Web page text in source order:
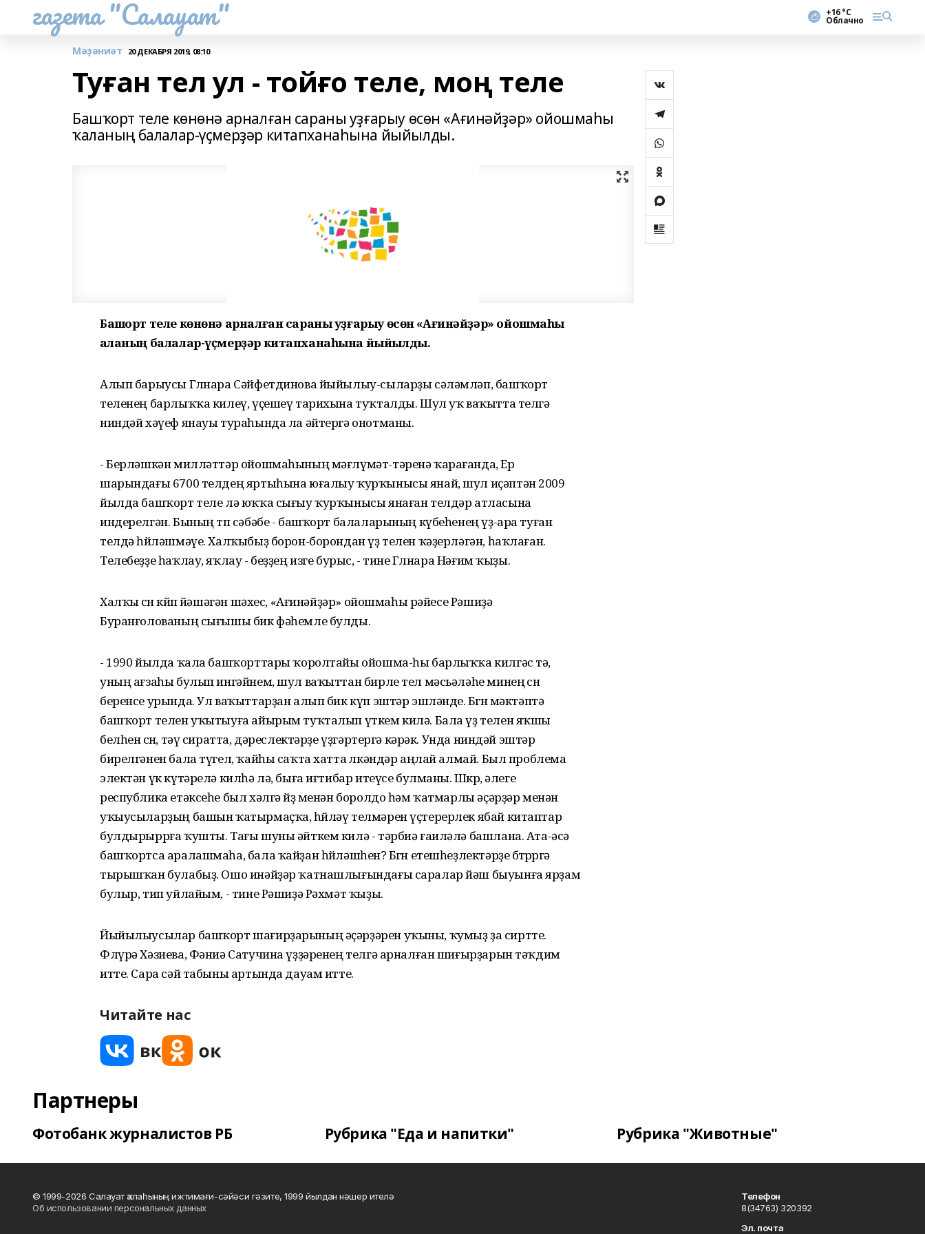
газета "Салауат" +16 °С
Облачно
Мәҙәниәт 20 ДЕКАБРЯ 2019, 08:10
Туған тел ул - тойғо теле, моң теле
Башҡорт теле көнөнә арналған сараны уҙғарыу өсөн «Ағинәйҙәр» ойошмаһы
ҡаланың балалар-үҫмерҙәр китапханаһына йыйылды.
Башҡорт теле көнөнә арналған сараны уҙғарыу өсөн «Ағинәйҙәр» ойошмаһы
ҡаланың балалар-үҫмерҙәр китапханаһына йыйылды.
Алып барыусы Гөлнара Сәйфетдинова йыйылыу-сыларҙы сәләмләп, башҡорт
теленең барлыҡҡа килеү, үҫешеү тарихына туҡталды. Шул уҡ ваҡытта телгә
ниндәй хәүеф янауы тураһында ла әйтергә онотманы.
- Берләшкән милләттәр ойошмаһының мәғлүмәт-тәренә ҡарағанда, Ер
шарындағы 6700 телдең яртыһына юғалыу ҡурҡынысы янай, шул иҫәптән 2009
йылда башҡорт теле лә юҡҡа сығыу ҡурҡынысы янаған телдәр атласына
индерелгән. Бының төп сәбәбе - башҡорт балаларының күбеһенең үҙ-ара туған
телдә һөйләшмәүе. Халҡыбыҙ борон-борондан үҙ телен ҡәҙерләгән, һаҡлаған.
Телебеҙҙе һаҡлау, яҡлау - беҙҙең изге бурыс, - тине Гөлнара Нәғим ҡыҙы.
Халҡы өсөн көйөп йәшәгән шәхес, «Ағинәйҙәр» ойошмаһы рәйесе Рәшиҙә
Буранғолованың сығышы бик фәһемле булды.
- 1990 йылда ҡала башҡорттары ҡоролтайы ойошма-һы барлыҡҡа килгәс тә,
уның ағзаһы булып ингәйнем, шул ваҡыттан бирле тел мәсьәләһе минең өсөн
беренсе урында. Ул ваҡыттарҙан алып бик күп эштәр эшләнде. Бөгөн мәктәптә
башҡорт телен уҡытыуға айырым туҡталып үткем килә. Бала үҙ телен яҡшы
белһен өсөн, тәү сиратта, дәреслектәрҙе үҙгәртергә кәрәк. Унда ниндәй эштәр
бирелгәнен бала түгел, ҡайһы саҡта хатта өлкәндәр аңлай алмай. Был проблема
электән үк күтәрелә килһә лә, быға иғтибар итеүсе булманы. Шөкөр, әлеге
республика етәксеһе был хәлгә йөҙ менән боролдо һәм ҡатмарлы әҫәрҙәр менән
уҡыусыларҙың башын ҡатырмаҫҡа, һөйләү телмәрен үҫтерерлек ябай китаптар
булдырыррға ҡушты. Тағы шуны әйткем килә - тәрбиә ғаиләлә башлана. Ата-әсә
башҡортса аралашмаһа, бала ҡайҙан һөйләшһен? Бөгөн етешһеҙлектәрҙе бөтөрөргә
тырышҡан булабыҙ. Ошо инәйҙәр ҡатнашлығындағы саралар йәш быуынға ярҙам
булыр, тип уйлайым, - тине Рәшиҙә Рәхмәт ҡыҙы.
Йыйылыусылар башҡорт шағирҙарының әҫәрҙәрен уҡыны, ҡумыҙ ҙа сиртте.
Флүрә Хәзиева, Фәниә Сатучина үҙҙәренең телгә арналған шиғырҙарын тәҡдим
итте. Сара сәй табыны артында дауам итте.
Читайте нас
Партнеры
Фотобанк журналистов РБ Рубрика "Еда и напитки" Рубрика "Животные"
© 1999-2026 Салауат ҡалаһының ижтимағи-сәйәси гәзите, 1999 йылдан нәшер ителә
Об использовании персональных данных
Телефон
8(34763) 320392
Эл. почта